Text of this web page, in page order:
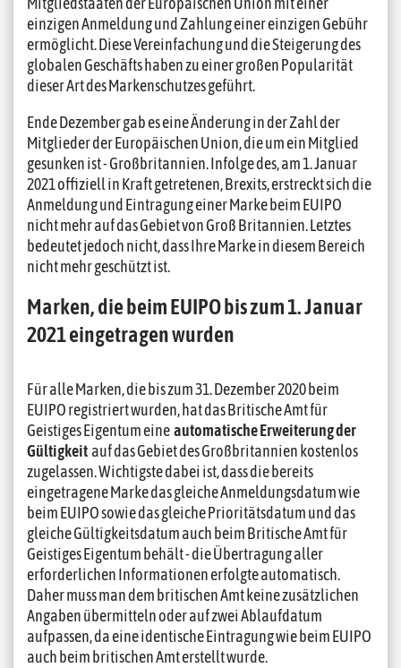
einzigen Anmeldung und Zahlung einer einzigen Gebühr
ermöglicht. Diese Vereinfachung und die Steigerung des
globalen Geschäfts haben zu einer großen Popularität
dieser Art des Markenschutzes geführt.
Ende Dezember gab es eine Änderung in der Zahl der
Mitglieder der Europäischen Union, die um ein Mitglied
gesunken ist - Großbritannien. Infolge des, am 1. Januar
2021 offiziell in Kraft getretenen, Brexits, erstreckt sich die
Anmeldung und Eintragung einer Marke beim EUIPO
nicht mehr auf das Gebiet von Groß Britannien. Letztes
bedeutet jedoch nicht, dass Ihre Marke in diesem Bereich
nicht mehr geschützt ist.
Marken, die beim EUIPO bis zum 1. Januar
2021 eingetragen wurden
Für alle Marken, die bis zum 31. Dezember 2020 beim
EUIPO registriert wurden, hat das Britische Amt für
Geistiges Eigentum eineautomatische Erweiterung der
Gültigkeit auf das Gebiet des Großbritannien kostenlos
zugelassen. Wichtigste dabei ist, dass die bereits
eingetragene Marke das gleiche Anmeldungsdatum wie
beim EUIPO sowie das gleiche Prioritätsdatum und das
gleiche Gültigkeitsdatum auch beim Britische Amt für
Geistiges Eigentum behält - die Übertragung aller
erforderlichen Informationen erfolgte automatisch.
Daher muss man dem britischen Amt keine zusätzlichen
Angaben übermitteln oder auf zwei Ablaufdatum
aufpassen, da eine identische Eintragung wie beim EUIPO
auch beim britischen Amt erstellt wurde.